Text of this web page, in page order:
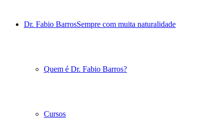
Dr. Fabio BarrosSempre com muita naturalidade
Quem é Dr. Fabio Barros?
Cursos